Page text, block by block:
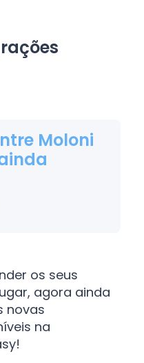
Moloni
os seus
agora ainda
novas
na